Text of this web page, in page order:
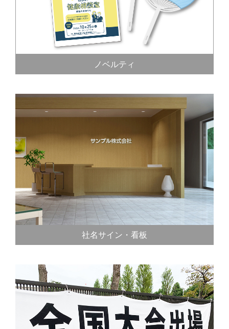
ノベルティ
社名サイン・看板